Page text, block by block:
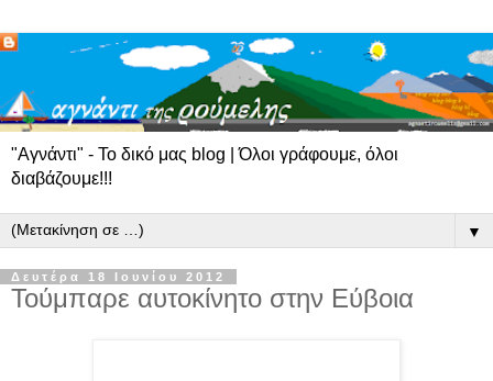
"Αγνάντι" - Το δικό μας blog | Όλοι γράφουμε, όλοι
διαβάζουμε!!!
▼
Δευτέρα 18 Ιουνίου 2012
Τούμπαρε αυτοκίνητο στην Εύβοια